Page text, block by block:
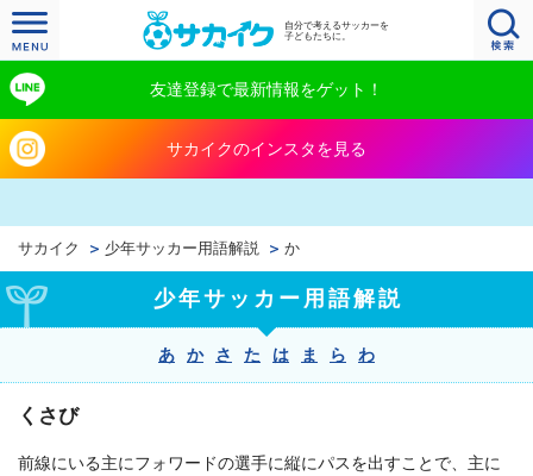
自分で考えるサッカーを
子どもたちに。
友達登録で最新情報をゲット！
サカイクのインスタを見る
サカイク 少年サッカー用語解説 か
少年サッカー用語解説
あ か さ た は ま ら わ
くさび
前線にいる主にフォワードの選手に縦にパスを出すことで、主に